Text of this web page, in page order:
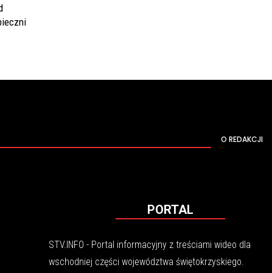
O REDAKCJI
PORTAL
STV.INFO - Portal informacyjny z treściami wideo dla
wschodniej części województwa świętokrzyskiego.